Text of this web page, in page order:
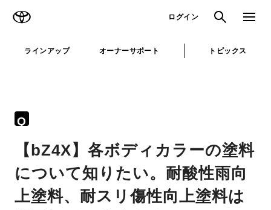
ログイン 検索 メニュ
ラインアップ オーナーサポート トピックス
Q
【bZ4X】各ボディカラーの塗料
について知りたい。耐酸性雨向
上塗料、耐スリ傷性向上塗料は